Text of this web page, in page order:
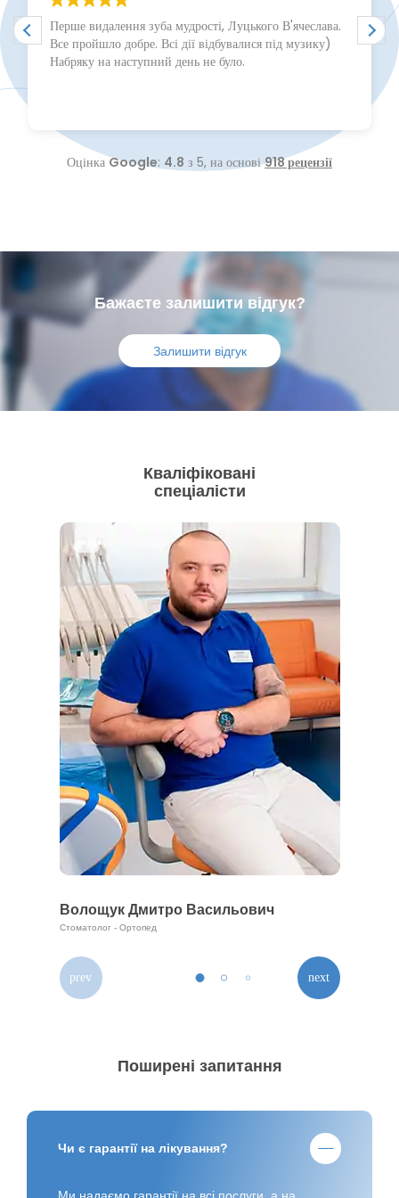
Перше видалення зуба мудрості, Луцького В'ячеслава.
Все пройшло добре. Всі дії відбувалися під музику)
Набряку на наступний день не було.
ОцінкаGoogle: 4.8 з 5, на основі918 рецензії
Бажаєте залишити відгук?
Залишити відгук
Кваліфіковані
спеціалісти
Хитрук Роман Славійович
Стоматолог-Гнатолог. Стоматолог-Ортопед
Поширені запитання
Чи є гарантії на лікування?
Ми надаємо гарантії на всі послуги, а на